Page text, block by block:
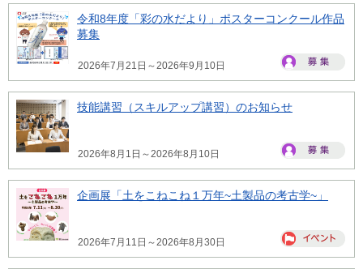
令和8年度「彩の水だより」ポスターコンクール作品
募集
2026年7月21日～2026年9月10日
技能講習（スキルアップ講習）のお知らせ
2026年8月1日～2026年8月10日
企画展「土をこねこね１万年~土製品の考古学~」
2026年7月11日～2026年8月30日